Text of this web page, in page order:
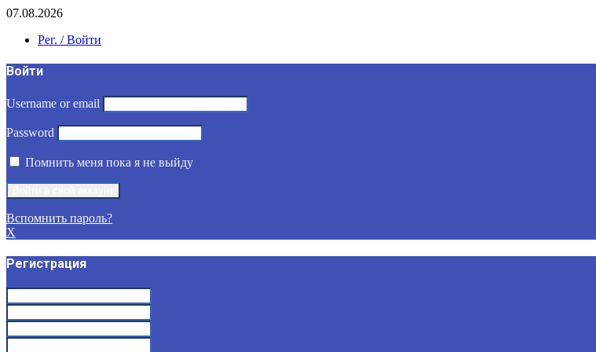
07.08.2026
Рег. / Войти
Войти
Username or email
Password
Помнить меня пока я не выйду
Вспомнить пароль?
X
Регистрация